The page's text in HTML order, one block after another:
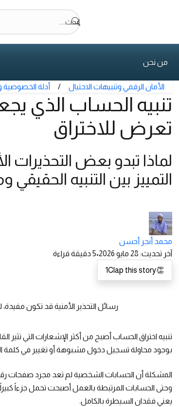
ابحث....
من نحن
الأمان الرقمي وتنبيهات الاحتيال / أدلة الخصوصية
تنبيه الحساب الذي
تعرض للاختراق
لماذا تبدو بعض التحذيرات
التمييز بين التنبيه
محمد أنجر أحسن
آخر تحديث: 28 مايو 2026 •
5 دقيقة قراءة
👏
1Clap this story
رسائل التحذير الأمنية قد تكون مفيدة،
تنبيه اختراق الحساب أصبح من أكثر الإشعارات التي
بوجود محاولة تسجيل دخول مشبوهة أو تغيير في كلمة
المشكلة أن الحسابات الشخصية لم تعد مجرد صفحات رقمية
وحتى الحسابات المرتبطة بالعمل أصبحت تحمل جزءاً
يعني فقدان السيطرة بالكامل.